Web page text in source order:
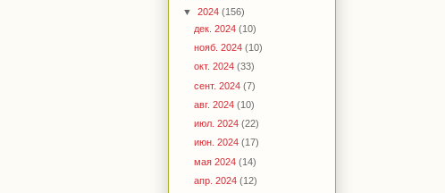
▼ 2024 (156)
дек. 2024(10)
нояб. 2024(10)
окт. 2024(33)
сент. 2024(7)
авг. 2024(10)
июл. 2024(22)
июн. 2024(17)
мая 2024(14)
апр. 2024(12)